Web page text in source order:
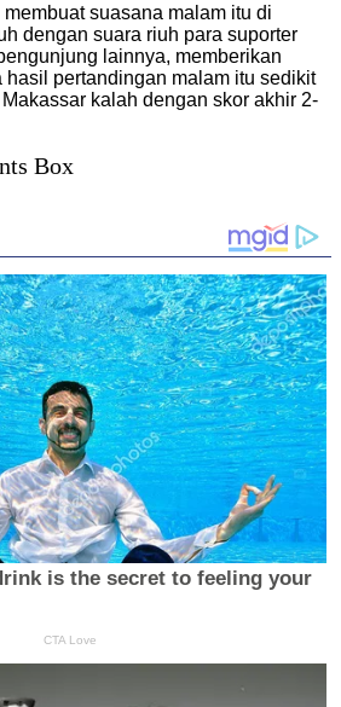
suasana malam itu di
dengan suara riuh para suporter
lainnya, memberikan
pertandingan malam itu sedikit
kalah dengan skor akhir 2-
Box